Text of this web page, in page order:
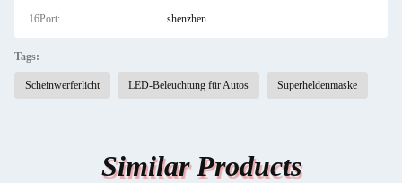
16Port: shenzhen
Tags:
Scheinwerferlicht LED-Beleuchtung für Autos Superheldenmaske
Similar Products